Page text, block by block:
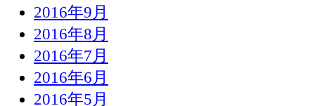
2016年9月
2016年8月
2016年7月
2016年6月
2016年5月